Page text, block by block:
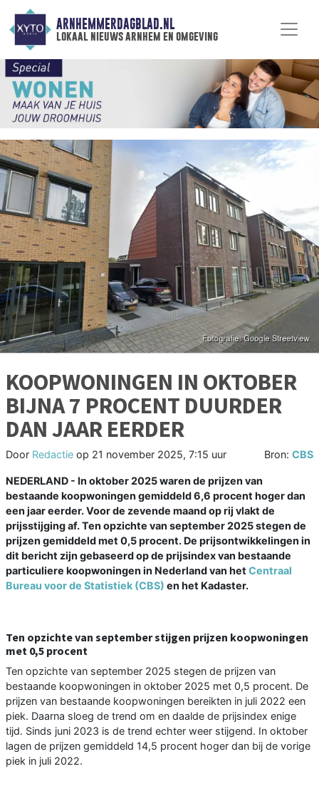
ARNHEMMERDAGBLAD.NL
lokaal nieuws arnhem en omgeving
KOOPWONINGEN IN OKTOBER
BIJNA 7 PROCENT DUURDER
DAN JAAR EERDER
Door Redactie op 21 november 2025, 7:15 uur Bron: CBS
NEDERLAND - In oktober 2025 waren de prijzen van
bestaande koopwoningen gemiddeld 6,6 procent hoger dan
een jaar eerder. Voor de zevende maand op rij vlakt de
prijsstijging af. Ten opzichte van september 2025 stegen de
prijzen gemiddeld met 0,5 procent. De prijsontwikkelingen in
dit bericht zijn gebaseerd op de prijsindex van bestaande
particuliere koopwoningen in Nederland van het Centraal
Bureau voor de Statistiek (CBS) en het Kadaster.
Ten opzichte van september stijgen prijzen koopwoningen
met 0,5 procent
Ten opzichte van september 2025 stegen de prijzen van
bestaande koopwoningen in oktober 2025 met 0,5 procent. De
prijzen van bestaande koopwoningen bereikten in juli 2022 een
piek. Daarna sloeg de trend om en daalde de prijsindex enige
tijd. Sinds juni 2023 is de trend echter weer stijgend. In oktober
lagen de prijzen gemiddeld 14,5 procent hoger dan bij de vorige
piek in juli 2022.